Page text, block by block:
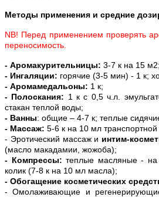
Методы применения и средние
NB! Перед применением проверять
переносимость.
- Аромакурительницы: 3-7 к на 15 м2;
- Ингаляции: горячие (3-5 мин) - 1 к;
- Аромамедальоны: 1 к;
- Полоскания: 1 к с 0,5 ч.л.
стакан теплой воды;
- Ванны: общие – 4-7 к; теплые
- Массаж: 5-6 к на 10 мл
- Эротический массаж и интим-
(масло макадамии, жожоба);
- Компрессы: теплые масляные - на
колик (7-8 к на 10 мл масла);
- Обогащение косметических
- Омолаживающие и